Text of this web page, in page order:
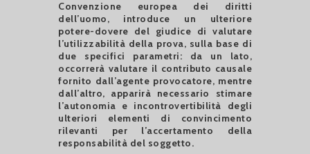
Convenzione europea dei diritti
dell’uomo, introduce un ulteriore
potere-dovere del giudice di valutare
l’utilizzabilità della prova, sulla base di
due specifici parametri: da un lato,
occorrerà valutare il contributo causale
fornito dall’agente provocatore, mentre
dall’altro, apparirà necessario stimare
l’autonomia e incontrovertibilità degli
ulteriori elementi di convincimento
rilevanti per l’accertamento della
responsabilità del soggetto.